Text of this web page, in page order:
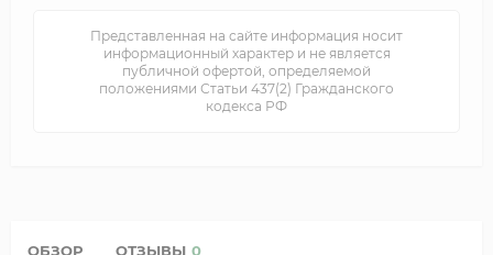
Представленная на сайте информация носит
информационный характер и не является
публичной офертой, определяемой
положениями Статьи 437(2) Гражданского
кодекса РФ
ОБЗОР ОТЗЫВЫ 0